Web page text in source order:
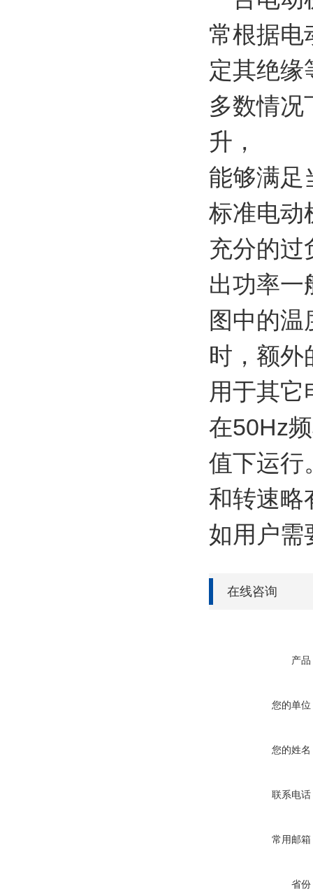
常根据电
定其绝缘
多数情况
升，
能够满足
标准电动
充分的过
出功率一
图中的
时，额外
用于其它
在50Hz
值下运行
和转速略
如用户需
在线咨询
产品
您的单位
您的姓名
联系电话
常用邮箱
省份